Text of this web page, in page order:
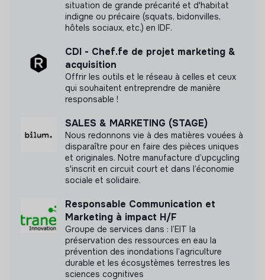
situation de grande précarité et d'habitat
indigne ou précaire (squats, bidonvilles,
hôtels sociaux, etc.) en IDF.
CDI - Chef.fe de projet marketing &
acquisition
Offrir les outils et le réseau à celles et ceux
qui souhaitent entreprendre de manière
responsable !
SALES & MARKETING (STAGE)
Nous redonnons vie à des matières vouées à
disparaître pour en faire des pièces uniques
et originales. Notre manufacture d’upcycling
s'inscrit en circuit court et dans l’économie
sociale et solidaire.
Responsable Communication et
Marketing à impact H/F
Groupe de services dans : l’EIT la
préservation des ressources en eau la
prévention des inondations l’agriculture
durable et les écosystèmes terrestres les
sciences cognitives